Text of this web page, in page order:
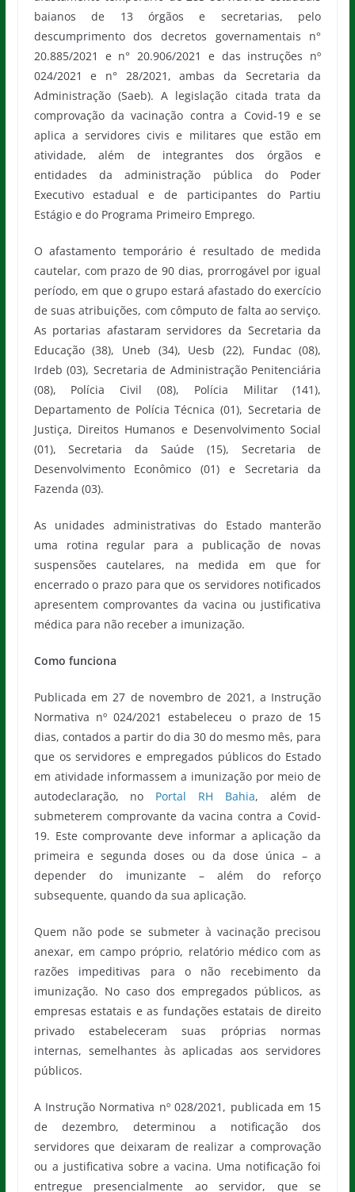
baianos de 13 órgãos e secretarias, pelo
descumprimento dos decretos governamentais n°
20.885/2021 e n° 20.906/2021 e das instruções nº
024/2021 e n° 28/2021, ambas da Secretaria da
Administração (Saeb). A legislação citada trata da
comprovação da vacinação contra a Covid-19 e se
aplica a servidores civis e militares que estão em
atividade, além de integrantes dos órgãos e
entidades da administração pública do Poder
Executivo estadual e de participantes do Partiu
Estágio e do Programa Primeiro Emprego.
O afastamento temporário é resultado de medida
cautelar, com prazo de 90 dias, prorrogável por igual
período, em que o grupo estará afastado do exercício
de suas atribuições, com cômputo de falta ao serviço.
As portarias afastaram servidores da Secretaria da
Educação (38), Uneb (34), Uesb (22), Fundac (08),
Irdeb (03), Secretaria de Administração Penitenciária
(08), Polícia Civil (08), Polícia Militar (141),
Departamento de Polícia Técnica (01), Secretaria de
Justiça, Direitos Humanos e Desenvolvimento Social
(01), Secretaria da Saúde (15), Secretaria de
Desenvolvimento Econômico (01) e Secretaria da
Fazenda (03).
As unidades administrativas do Estado manterão
uma rotina regular para a publicação de novas
suspensões cautelares, na medida em que for
encerrado o prazo para que os servidores notificados
apresentem comprovantes da vacina ou justificativa
médica para não receber a imunização.
Como funciona
Publicada em 27 de novembro de 2021, a Instrução
Normativa nº 024/2021 estabeleceu o prazo de 15
dias, contados a partir do dia 30 do mesmo mês, para
que os servidores e empregados públicos do Estado
em atividade informassem a imunização por meio de
autodeclaração, no Portal RH Bahia, além de
submeterem comprovante da vacina contra a Covid-
19. Este comprovante deve informar a aplicação da
primeira e segunda doses ou da dose única – a
depender do imunizante – além do reforço
subsequente, quando da sua aplicação.
Quem não pode se submeter à vacinação precisou
anexar, em campo próprio, relatório médico com as
razões impeditivas para o não recebimento da
imunização. No caso dos empregados públicos, as
empresas estatais e as fundações estatais de direito
privado estabeleceram suas próprias normas
internas, semelhantes às aplicadas aos servidores
públicos.
A Instrução Normativa nº 028/2021, publicada em 15
de dezembro, determinou a notificação dos
servidores que deixaram de realizar a comprovação
ou a justificativa sobre a vacina. Uma notificação foi
entregue presencialmente ao servidor, que se